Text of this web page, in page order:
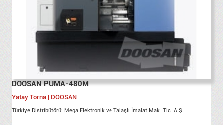
DOOSAN PUMA-480M
Yatay Torna | DOOSAN
Türkiye Distribütörü: Mega Elektronik ve Talaşlı İmalat Mak. Tic. A.Ş.